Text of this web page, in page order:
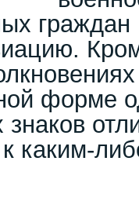
форме
каким-